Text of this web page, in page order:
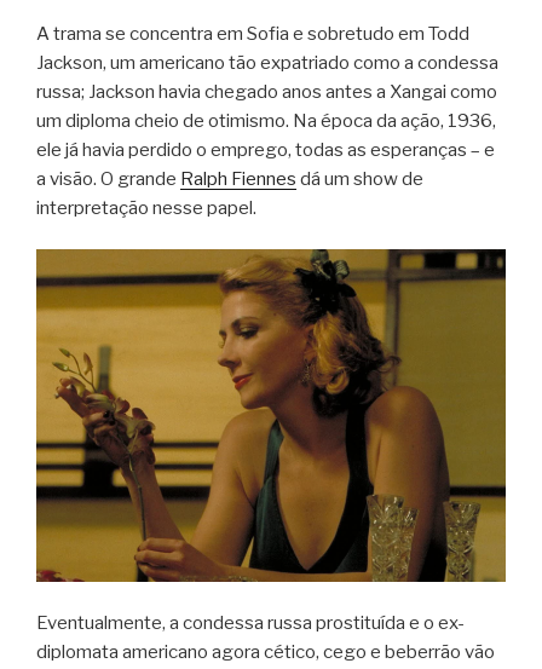
A trama se concentra em Sofia e sobretudo em Todd
Jackson, um americano tão expatriado como a condessa
russa; Jackson havia chegado anos antes a Xangai como
um diploma cheio de otimismo. Na época da ação, 1936,
ele já havia perdido o emprego, todas as esperanças – e
a visão. O grande Ralph Fiennes dá um show de
interpretação nesse papel.
Eventualmente, a condessa russa prostituída e o ex-
diplomata americano agora cético, cego e beberrão vão